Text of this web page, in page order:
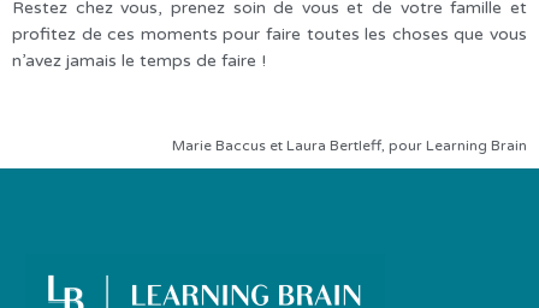
Restez chez vous, prenez soin de vous et de votre famille et
profitez de ces moments pour faire toutes les choses que vous
n’avez jamais le temps de faire !
Marie Baccus et Laura Bertleff, pour Learning Brain